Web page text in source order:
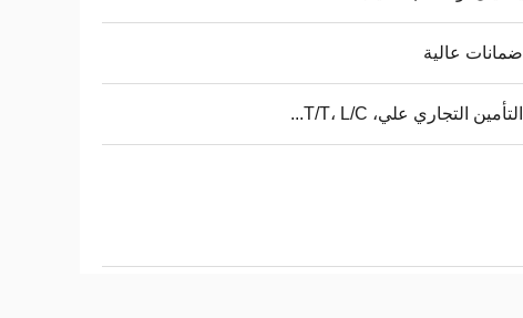
ضمانات عالية
التأمين التجاري علي، T/T، L/C...